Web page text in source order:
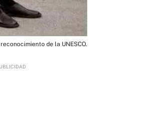
de la UNESCO.